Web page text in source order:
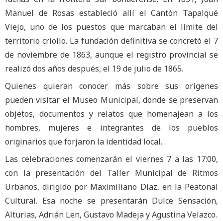
Manuel de Rosas estableció allí el Cantón Tapalqué
Viejo, uno de los puestos que marcaban el límite del
territorio criollo. La fundación definitiva se concretó el 7
de noviembre de 1863, aunque el registro provincial se
realizó dos años después, el 19 de julio de 1865.
Quienes quieran conocer más sobre sus orígenes
pueden visitar el Museo Municipal, donde se preservan
objetos, documentos y relatos que homenajean a los
hombres, mujeres e integrantes de los pueblos
originarios que forjaron la identidad local.
Las celebraciones comenzarán el viernes 7 a las 17:00,
con la presentación del Taller Municipal de Ritmos
Urbanos, dirigido por Maximiliano Díaz, en la Peatonal
Cultural. Esa noche se presentarán Dulce Sensación,
Alturias, Adrián Len, Gustavo Madeja y Agustina Velazco.